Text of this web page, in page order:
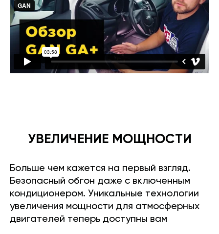
УВЕЛИЧЕНИЕ МОЩНОСТИ
Больше чем кажется на первый взгляд.
Безопасный обгон даже с включенным
кондиционером. Уникальные технологии
увеличения мощности для атмосферных
двигателей теперь доступны вам